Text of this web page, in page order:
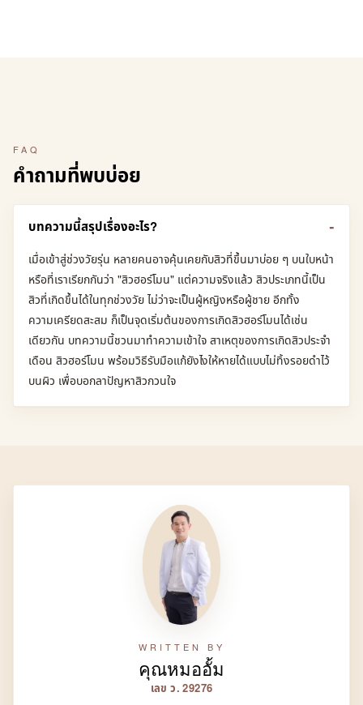
FAQ
คำถามที่พบบ่อย
บทความนี้สรุปเรื่องอะไร?
เมื่อเข้าสู่ช่วงวัยรุ่น หลายคนอาจคุ้นเคยกับสิวที่ขึ้นมาบ่อย ๆ บนใบหน้า
หรือที่เราเรียกกันว่า "สิวฮอร์โมน" แต่ความจริงแล้ว สิวประเภทนี้เป็น
สิวที่เกิดขึ้นได้ในทุกช่วงวัย ไม่ว่าจะเป็นผู้หญิงหรือผู้ชาย อีกทั้ง
ความเครียดสะสม ก็เป็นจุดเริ่มต้นของการเกิดสิวฮอร์โมนได้เช่น
เดียวกัน บทความนี้ชวนมาทำความเข้าใจ สาเหตุของการเกิดสิวประจำ
เดือน สิวฮอร์โมน พร้อมวิธีรับมือแก้ยังไงให้หายได้แบบไม่ทิ้งรอยดำไว้
บนผิว เพื่อบอกลาปัญหาสิวกวนใจ
WRITTEN BY
คุณหมออั้ม
เลข ว. 29276